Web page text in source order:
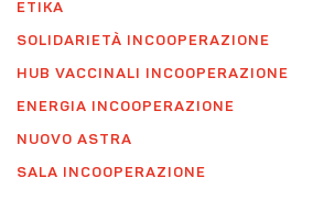
ETIKA
SOLIDARIETÀ INCOOPERAZIONE
HUB VACCINALI INCOOPERAZIONE
ENERGIA INCOOPERAZIONE
NUOVO ASTRA
SALA INCOOPERAZIONE